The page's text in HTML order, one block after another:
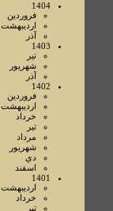
1404
فروردين
ارديبهشت
آذر
1403
تير
شهريور
آذر
1402
فروردين
ارديبهشت
خرداد
تير
مرداد
شهريور
دي
اسفند
1401
ارديبهشت
خرداد
تير